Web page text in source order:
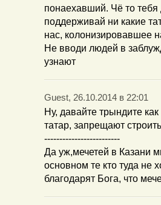
понаехавший. Чё то
поддерживай ни какие
нас, колонизировавшее
Не вводи людей в
узнают
Guest, 26.10.2014 в 22:01
Ну, давайте трындите
татар, запрещают
-------------------------
Да уж,мечетей в Казани
основном те кто туда не
благодарят Бога, что